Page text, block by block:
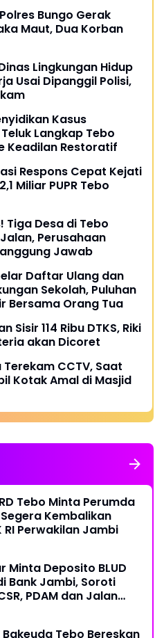
Bungo Gerak
Maut, Dua Korban
Lingkungan Hidup
Usai Dipanggil Polisi,
Kasus
Langkap Tebo
Keadilan Restoratif
Respons Cepat Kejati
Miliar PUPR Tebo
Tiga Desa di Tebo
Perusahaan
Jawab
Daftar Ulang dan
Sekolah, Puluhan
Bersama Orang Tua
Sisir 114 Ribu DTKS, Riki
akan Dicoret
CCTV, Saat
Kotak Amal di Masjid
Tebo Minta Perumda
Kembalikan
RI Perwakilan Jambi
Minta Deposito BLUD
Bank Jambi, Soroti
PDAM dan Jalan
Bakeuda Tebo Bereskan